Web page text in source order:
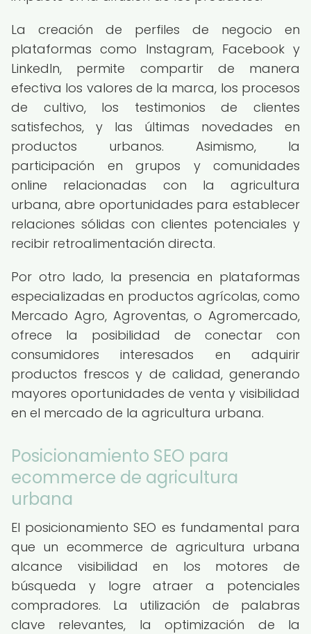
La creación de perfiles de negocio en
plataformas como Instagram, Facebook y
LinkedIn, permite compartir de manera
efectiva los valores de la marca, los procesos
de cultivo, los testimonios de clientes
satisfechos, y las últimas novedades en
productos urbanos. Asimismo, la
participación en grupos y comunidades
online relacionadas con la agricultura
urbana, abre oportunidades para establecer
relaciones sólidas con clientes potenciales y
recibir retroalimentación directa.
Por otro lado, la presencia en plataformas
especializadas en productos agrícolas, como
Mercado Agro, Agroventas, o Agromercado,
ofrece la posibilidad de conectar con
consumidores interesados en adquirir
productos frescos y de calidad, generando
mayores oportunidades de venta y visibilidad
en el mercado de la agricultura urbana.
Posicionamiento SEO para
ecommerce de agricultura
urbana
El posicionamiento SEO es fundamental para
que un ecommerce de agricultura urbana
alcance visibilidad en los motores de
búsqueda y logre atraer a potenciales
compradores. La utilización de palabras
clave relevantes, la optimización de la